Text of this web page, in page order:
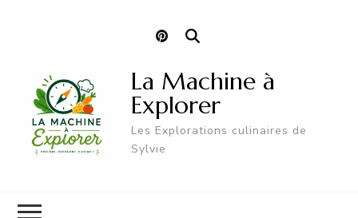
La Machine à
Explorer
Les Explorations culinaires de
Sylvie